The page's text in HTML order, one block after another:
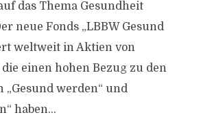
das Thema Gesundheit
neue Fonds „LBBW Gesund
weltweit in Aktien von
einen hohen Bezug zu den
„Gesund werden“ und
haben...